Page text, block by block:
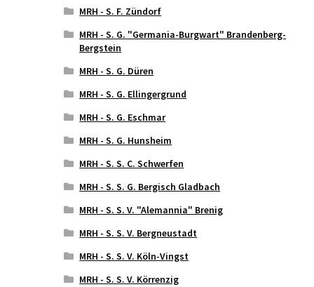
MRH - S. F. Zündorf
MRH - S. G. "Germania-Burgwart" Brandenberg-
Bergstein
MRH - S. G. Düren
MRH - S. G. Ellingergrund
MRH - S. G. Eschmar
MRH - S. G. Hunsheim
MRH - S. S. C. Schwerfen
MRH - S. S. G. Bergisch Gladbach
MRH - S. S. V. "Alemannia" Brenig
MRH - S. S. V. Bergneustadt
MRH - S. S. V. Köln-Vingst
MRH - S. S. V. Körrenzig